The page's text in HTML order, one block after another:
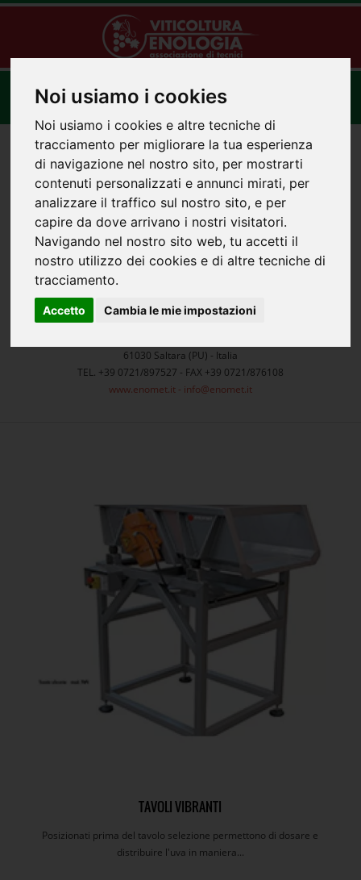
Noi usiamo i cookies
Noi usiamo i cookies e altre tecniche di
tracciamento per migliorare la tua esperienza
di navigazione nel nostro sito, per mostrarti
contenuti personalizzati e annunci mirati, per
analizzare il traffico sul nostro sito, e per
capire da dove arrivano i nostri visitatori.
Navigando nel nostro sito web, tu accetti il
nostro utilizzo dei cookies e di altre tecniche di
tracciamento.
Accetto Cambia le mie impostazioni
Enomet Impianti S.r.l.
61030 Saltara (PU) - Italia
TEL. +39 0721/897527 - FAX +39 0721/876108
www.enomet.it- info@enomet.it
TAVOLI VIBRANTI
Posizionati prima del tavolo selezione permettono di dosare e
distribuire l'uva in maniera...